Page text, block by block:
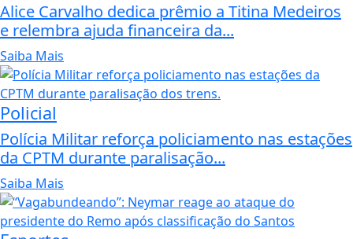
Alice Carvalho dedica prêmio a Titina Medeiros
e relembra ajuda financeira da...
Saiba Mais
Policial
Polícia Militar reforça policiamento nas estações
da CPTM durante paralisação...
Saiba Mais